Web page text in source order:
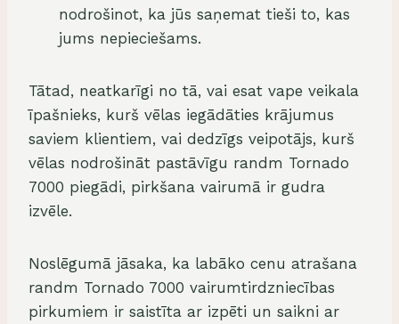
nodrošinot, ka jūs saņemat tieši to, kas
jums nepieciešams.
Tātad, neatkarīgi no tā, vai esat vape veikala
īpašnieks, kurš vēlas iegādāties krājumus
saviem klientiem, vai dedzīgs veipotājs, kurš
vēlas nodrošināt pastāvīgu randm Tornado
7000 piegādi, pirkšana vairumā ir gudra
izvēle.
Noslēgumā jāsaka, ka labāko cenu atrašana
randm Tornado 7000 vairumtirdzniecības
pirkumiem ir saistīta ar izpēti un saikni ar